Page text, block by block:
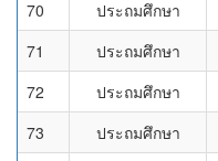
70
ประถมศึกษา
71
ประถมศึกษา
72
ประถมศึกษา
73
ประถมศึกษา